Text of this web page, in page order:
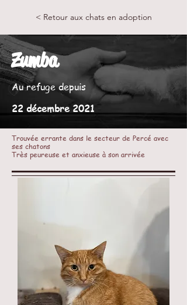
< Retour aux chats en adoption
Zumba
Au refuge depuis
22 décembre 2021
Trouvée errante dans le secteur de Percé avec
ses chatons
Très peureuse et anxieuse à son arrivée